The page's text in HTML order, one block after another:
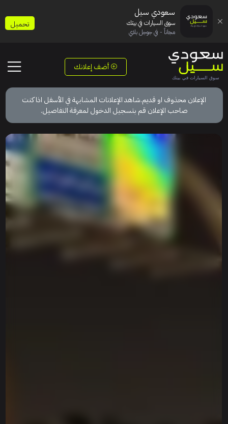
أضف إعلانك
الإعلان محذوف او قديم.شاهد الإعلانات المشابهة في الأسفل اذا كنت
صاحب الإعلان قم بتسجيل الدخول لمعرفة التفاصيل.
سعودي سيل
سوق السيارات في بيتك
مجاناً - في جوجل بلاي
تحميل